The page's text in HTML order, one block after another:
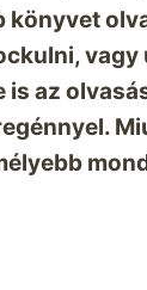
könyvet
vagy
is az